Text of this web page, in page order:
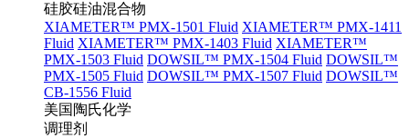
硅胶硅油混合物
XIAMETER™ PMX-1501 Fluid XIAMETER™ PMX-1411
Fluid XIAMETER™ PMX-1403 Fluid XIAMETER™
PMX-1503 Fluid DOWSIL™ PMX-1504 Fluid DOWSIL™
PMX-1505 Fluid DOWSIL™ PMX-1507 Fluid DOWSIL™
CB-1556 Fluid
美国陶氏化学
调理剂